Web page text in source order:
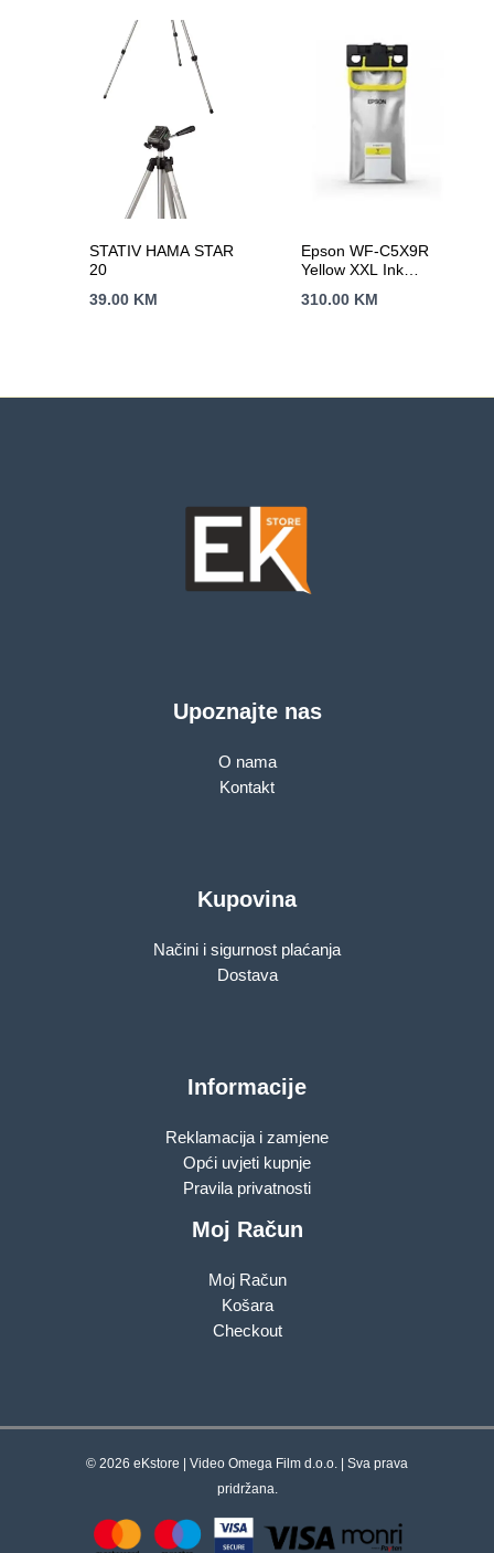
STATIV HAMA STAR
20
39.00 KM
Epson WF-C5X9R
Yellow XXL Ink
310.00 KM
Upoznajte nas
O nama
Kontakt
Kupovina
Načini i sigurnost plaćanja
Dostava
Informacije
Reklamacija i zamjene
Opći uvjeti kupnje
Pravila privatnosti
Moj Račun
Moj Račun
Košara
Checkout
© 2026 eKstore | Video Omega Film d.o.o. | Sva prava
pridržana.